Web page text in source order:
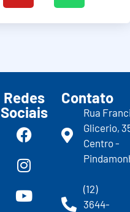
Redes
Sociais
Contato
Rua
Glicerio,
Centro -
(12)
3644-